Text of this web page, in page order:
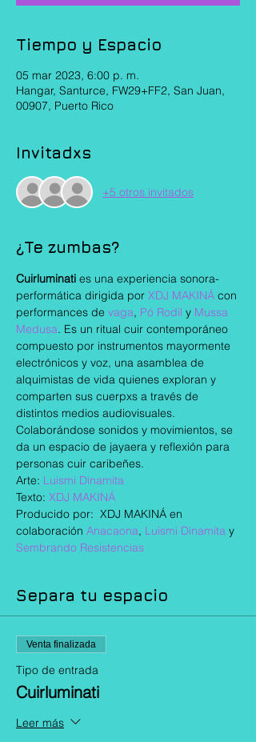
Tiempo y Espacio
05 mar 2023, 6:00 p. m.
Hangar, Santurce, FW29+FF2, San Juan,
00907, Puerto Rico
Invitadxs
+5 otros invitados
¿Te zumbas?
Cuirluminati es una experiencia sonora-
performática dirigida por XDJ MAKINÁ con
performances de vaga, Pó Rodil y Mussa
Medusa. Es un ritual cuir contemporáneo
compuesto por instrumentos mayormente
electrónicos y voz, una asamblea de
alquimistas de vida quienes exploran y
comparten sus cuerpxs a través de
distintos medios audiovisuales.
Colaborándose sonidos y movimientos, se
da un espacio de jayaera y reflexión para
personas cuir caribeñes.
Arte: Luismi Dinamita
Texto: XDJ MAKINÁ
Producido por:  XDJ MAKINÁ en
colaboración Anacaona, Luismi Dinamita y
Sembrando Resistencias
Separa tu espacio
Venta finalizada
Tipo de entrada
Cuirluminati
Leer más